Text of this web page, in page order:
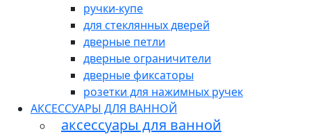
ручки-купе
для стеклянных дверей
дверные петли
дверные ограничители
дверные фиксаторы
розетки для нажимных ручек
АКСЕССУАРЫ ДЛЯ ВАННОЙ
аксессуары для ванной